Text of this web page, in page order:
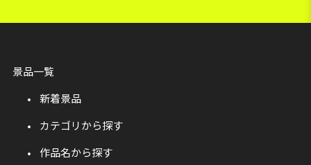
景品一覧
新着景品
カテゴリから探す
作品名から探す